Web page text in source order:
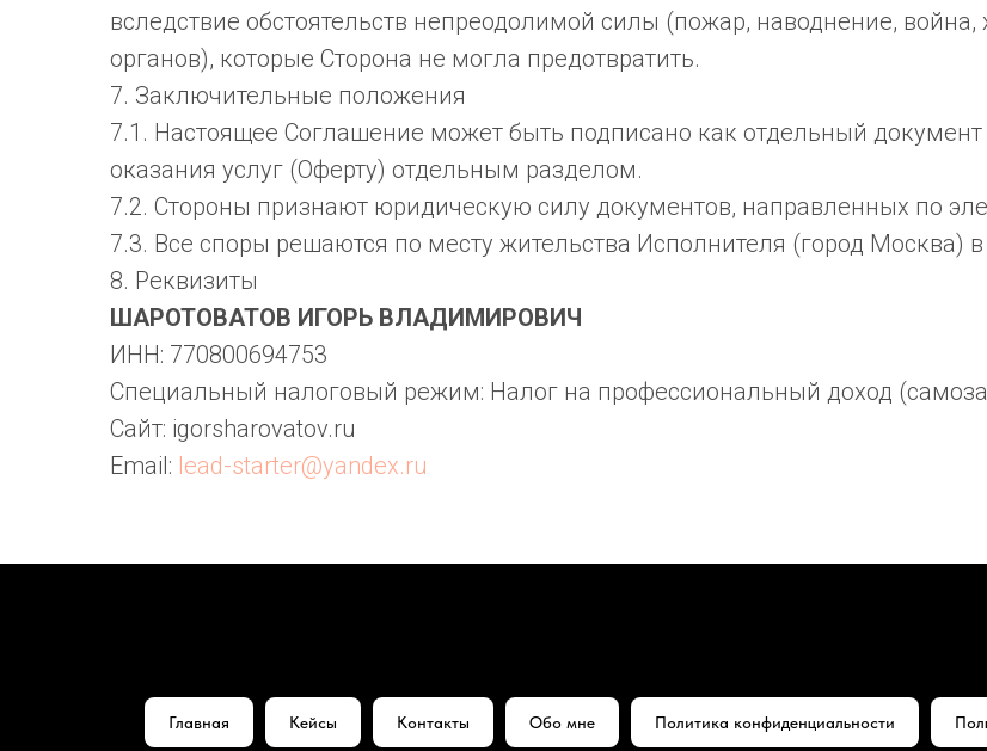
вследствие обстоятельств непреодолимой силы (пожар, наводнение, война,
органов), которые Сторона не могла предотвратить.
7. Заключительные положения
7.1. Настоящее Соглашение может быть подписано как отдельный
оказания услуг (Оферту) отдельным разделом.
7.2. Стороны признают юридическую силу документов, направленных по
7.3. Все споры решаются по месту жительства Исполнителя (город Москва)
8. Реквизиты
ШАРОТОВАТОВ ИГОРЬ ВЛАДИМИРОВИЧ
ИНН: 770800694753
Специальный налоговый режим: Налог на профессиональный доход
Сайт: igorsharovatov.ru
Email: lead-starter@yandex.ru
Главная Кейсы Контакты Обо мне Политика конфиденциальности